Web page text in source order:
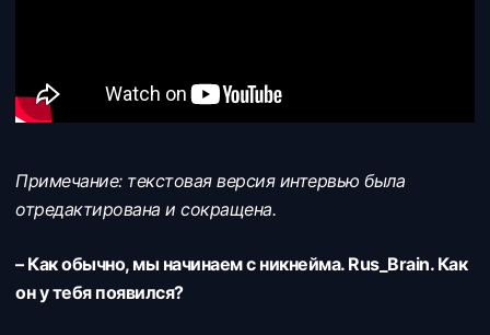
Примечание: текстовая версия интервью была
отредактирована и сокращена.
– Как обычно, мы начинаем с никнейма. Rus_Brain. Как
он у тебя появился?